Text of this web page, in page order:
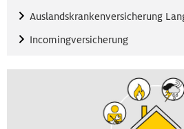
Auslandskrankenversicherung
Incomingversicherung